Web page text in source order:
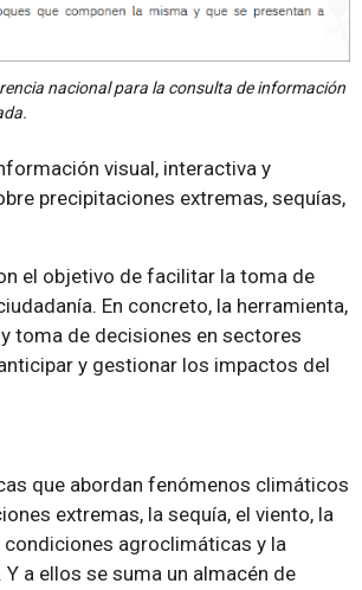
nacional para la consulta de información
visual, interactiva y
precipitaciones extremas, sequías,
el objetivo de facilitar la toma de
En concreto, la herramienta,
toma de decisiones en sectores
y gestionar los impactos del
que abordan fenómenos climáticos
extremas, la sequía, el viento, la
agroclimáticas y la
a ellos se suma un almacén de